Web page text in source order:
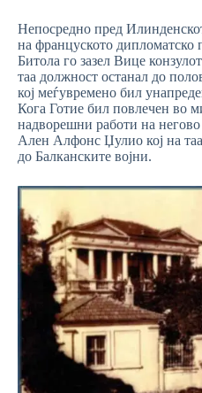
Непосредно пред
на француското дипломатско
Битола го зазел Вице
таа должност останал до
кој меѓувремено бил
Кога Готие бил повлечен во
надворешни работи на
Ален Алфонс Џулио кој на
до Балканските војни.